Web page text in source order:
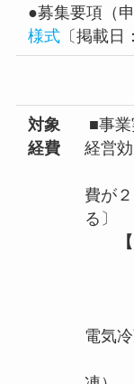
●募集要項（
様式 〔掲載日
対象
経費
■事
経営
費が
る〕
●対
エ
電気
シ